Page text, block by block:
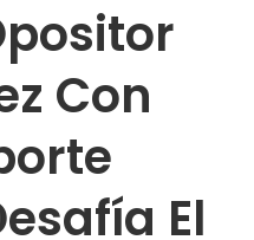
Con
El